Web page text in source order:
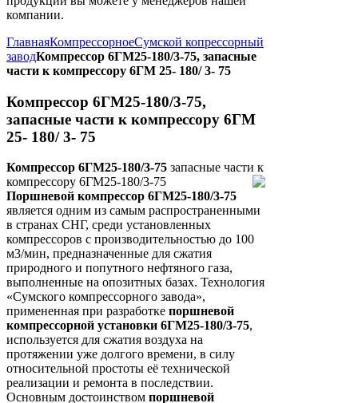
компании.
ГлавнаяКомпрессорноеСумской копрессорный
заводКомпрессор 6ГМ25-180/3-75, запасные
части к компрессору 6ГМ 25- 180/ 3- 75
Компрессор 6ГМ25-180/3-75,
запасные части к компрессору 6ГМ
25- 180/ 3- 75
Компрессор 6ГМ25-180/3-75 запасные части к
компрессору 6ГМ25-180/3-75
Поршневой компрессор 6ГМ25-180/3-75
является одним из самым распространенными
в странах СНГ, среди установленных
компрессоров с производительностью до 100
м3/мин, предназначенные для сжатия
природного и попутного нефтяного газа,
выполненные на опозитных базах. Технология
«Сумского компрессорного завода»,
примененная при разработке поршневой
компрессорной установки 6ГМ25-180/3-75,
используется для сжатия воздуха на
протяжении уже долгого времени, в силу
относительной простоты её технической
реализации и ремонта в последствии.
Основным достоинством поршневой